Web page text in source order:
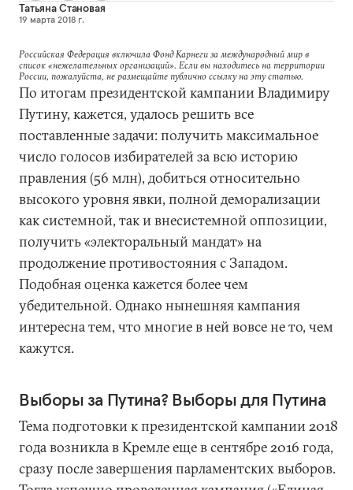
Татьяна Становая
19 марта 2018 г.
Российская Федерация включила Фонд Карнеги за международный мир в
список «нежелательных организаций». Если вы находитесь на территории
России, пожалуйста, не размещайте публично ссылку на эту статью.
По итогам президентской кампании Владимиру
Путину, кажется, удалось решить все
поставленные задачи: получить максимальное
число голосов избирателей за всю историю
правления (56 млн), добиться относительно
высокого уровня явки, полной деморализации
как системной, так и внесистемной оппозиции,
получить «электоральный мандат» на
продолжение противостояния с Западом.
Подобная оценка кажется более чем
убедительной. Однако нынешняя кампания
интересна тем, что многие в ней вовсе не то, чем
кажутся.
Выборы за Путина? Выборы для Путина
Тема подготовки к президентской кампании 2018
года возникла в Кремле еще в сентябре 2016 года,
сразу после завершения парламентских выборов.